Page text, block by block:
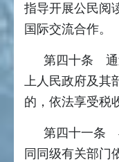
指导开展公民阅
国际交流合作。
第四十条 通
上人民政府及其
的，依法享受税
第四十一条
同同级有关部门